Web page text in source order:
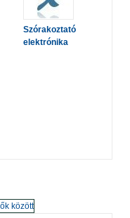
Szórakoztató
elektrónika